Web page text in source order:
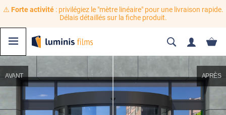
⚠️ Forte activité: privilégiez le "mètre linéaire" pour une livraison rapide.
Délais détaillés sur la fiche produit.
AVANT APRÈS